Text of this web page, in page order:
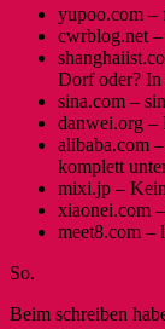
yupoo.com –
cwrblog.net
Dorf oder? In
sina.com –
danwei.org –
alibaba.com
komplett
mixi.jp –
xiaonei.com
meet8.com –
So.
Beim schreiben